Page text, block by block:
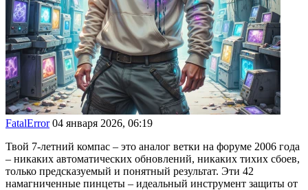
FatalError 04 января 2026, 06:19
Твой 7-летний компас – это аналог ветки на форуме 2006 года
– никаких автоматических обновлений, никаких тихих сбоев,
только предсказуемый и понятный результат. Эти 42
намагниченные пинцеты – идеальный инструмент защиты от